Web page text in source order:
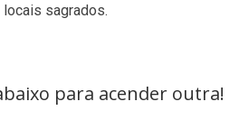
sagrados.
para acender outra!